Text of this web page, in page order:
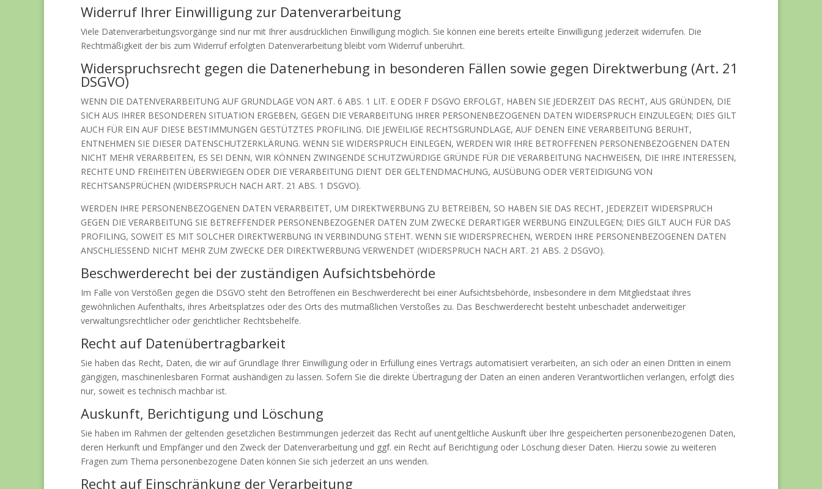
Widerruf Ihrer Einwilligung zur Datenverarbeitung
Viele Datenverarbeitungsvorgänge sind nur mit Ihrer ausdrücklichen Einwilligung möglich. Sie können eine bereits erteilte Einwilligung jederzeit widerrufen. Die
Rechtmäßigkeit der bis zum Widerruf erfolgten Datenverarbeitung bleibt vom Widerruf unberührt.
Widerspruchsrecht gegen die Datenerhebung in besonderen Fällen sowie gegen Direktwerbung (Art. 21
DSGVO)
WENN DIE DATENVERARBEITUNG AUF GRUNDLAGE VON ART. 6 ABS. 1 LIT. E ODER F DSGVO ERFOLGT, HABEN SIE JEDERZEIT DAS RECHT, AUS GRÜNDEN, DIE
SICH AUS IHRER BESONDEREN SITUATION ERGEBEN, GEGEN DIE VERARBEITUNG IHRER PERSONENBEZOGENEN DATEN WIDERSPRUCH EINZULEGEN; DIES GILT
AUCH FÜR EIN AUF DIESE BESTIMMUNGEN GESTÜTZTES PROFILING. DIE JEWEILIGE RECHTSGRUNDLAGE, AUF DENEN EINE VERARBEITUNG BERUHT,
ENTNEHMEN SIE DIESER DATENSCHUTZERKLÄRUNG. WENN SIE WIDERSPRUCH EINLEGEN, WERDEN WIR IHRE BETROFFENEN PERSONENBEZOGENEN DATEN
NICHT MEHR VERARBEITEN, ES SEI DENN, WIR KÖNNEN ZWINGENDE SCHUTZWÜRDIGE GRÜNDE FÜR DIE VERARBEITUNG NACHWEISEN, DIE IHRE INTERESSEN,
RECHTE UND FREIHEITEN ÜBERWIEGEN ODER DIE VERARBEITUNG DIENT DER GELTENDMACHUNG, AUSÜBUNG ODER VERTEIDIGUNG VON
RECHTSANSPRÜCHEN (WIDERSPRUCH NACH ART. 21 ABS. 1 DSGVO).
WERDEN IHRE PERSONENBEZOGENEN DATEN VERARBEITET, UM DIREKTWERBUNG ZU BETREIBEN, SO HABEN SIE DAS RECHT, JEDERZEIT WIDERSPRUCH
GEGEN DIE VERARBEITUNG SIE BETREFFENDER PERSONENBEZOGENER DATEN ZUM ZWECKE DERARTIGER WERBUNG EINZULEGEN; DIES GILT AUCH FÜR DAS
PROFILING, SOWEIT ES MIT SOLCHER DIREKTWERBUNG IN VERBINDUNG STEHT. WENN SIE WIDERSPRECHEN, WERDEN IHRE PERSONENBEZOGENEN DATEN
ANSCHLIESSEND NICHT MEHR ZUM ZWECKE DER DIREKTWERBUNG VERWENDET (WIDERSPRUCH NACH ART. 21 ABS. 2 DSGVO).
Beschwerde­recht bei der zuständigen Aufsichts­behörde
Im Falle von Verstößen gegen die DSGVO steht den Betroffenen ein Beschwerderecht bei einer Aufsichtsbehörde, insbesondere in dem Mitgliedstaat ihres
gewöhnlichen Aufenthalts, ihres Arbeitsplatzes oder des Orts des mutmaßlichen Verstoßes zu. Das Beschwerderecht besteht unbeschadet anderweitiger
verwaltungsrechtlicher oder gerichtlicher Rechtsbehelfe.
Recht auf Daten­übertrag­barkeit
Sie haben das Recht, Daten, die wir auf Grundlage Ihrer Einwilligung oder in Erfüllung eines Vertrags automatisiert verarbeiten, an sich oder an einen Dritten in einem
gängigen, maschinenlesbaren Format aushändigen zu lassen. Sofern Sie die direkte Übertragung der Daten an einen anderen Verantwortlichen verlangen, erfolgt dies
nur, soweit es technisch machbar ist.
Auskunft, Berichtigung und Löschung
Sie haben im Rahmen der geltenden gesetzlichen Bestimmungen jederzeit das Recht auf unentgeltliche Auskunft über Ihre gespeicherten personenbezogenen Daten,
deren Herkunft und Empfänger und den Zweck der Datenverarbeitung und ggf. ein Recht auf Berichtigung oder Löschung dieser Daten. Hierzu sowie zu weiteren
Fragen zum Thema personenbezogene Daten können Sie sich jederzeit an uns wenden.
Recht auf Einschränkung der Verarbeitung